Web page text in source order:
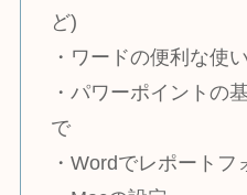
ど)
・ワードの便利な使
・パワーポイントの
で
・Wordでレポートフ